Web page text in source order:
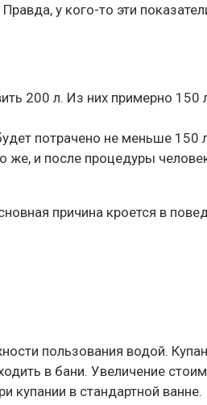
у кого-то эти
200 л. Из них примерно 150
потрачено не меньше 150
же, и после процедуры
причина кроется в
пользования водой.
в бани. Увеличение
купании в стандартной ванне.